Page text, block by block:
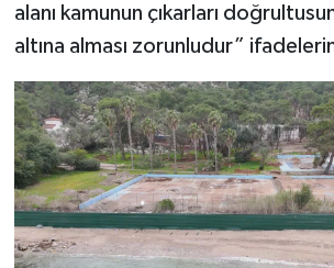
alanı kamunun çıkarları
altına alması zorunludur”